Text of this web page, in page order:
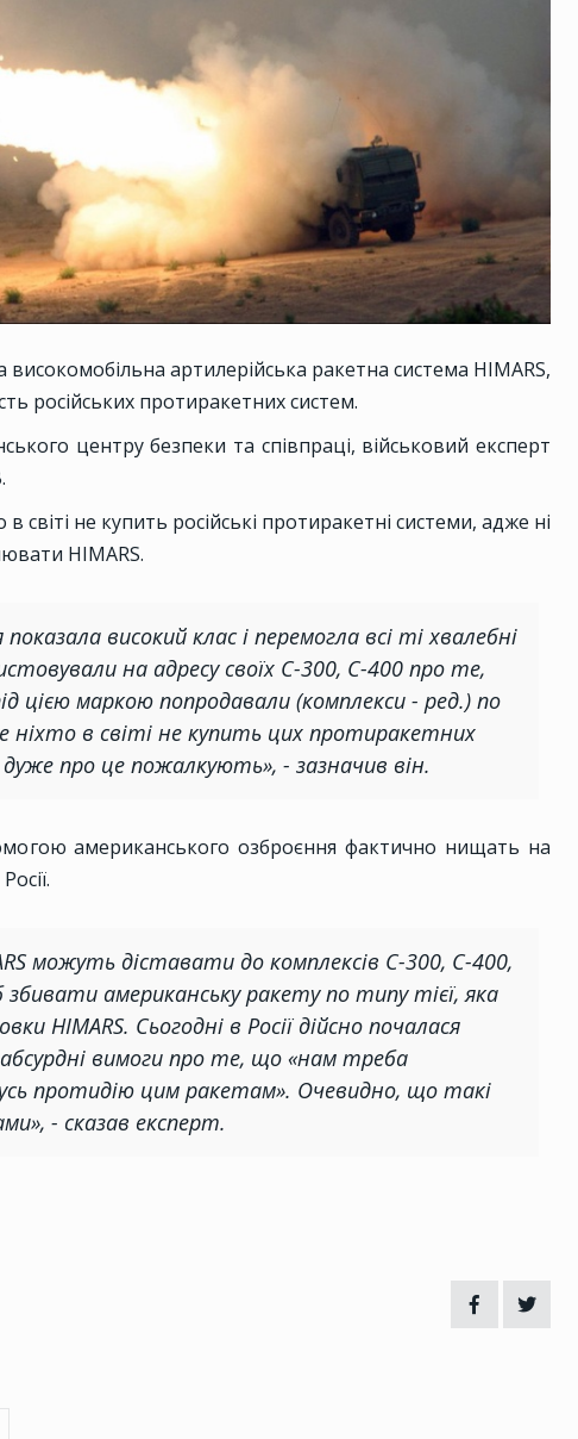
артилерійська ракетна система HIMARS,
російських протиракетних систем.
центру безпеки та співпраці, військовий експерт
світі не купить російські протиракетні системи, адже ні
HIMARS.
високий клас і перемогла всі ті хвалебні
на адресу своїх С-300, С-400 про те,
цією маркою попродавали (комплекси - ред.) по
ніхто в світі не купить цих протиракетних
про це пожалкують», - зазначив він.
американського озброєння фактично нищать на
можуть діставати до комплексів С-300, С-400,
збивати американську ракету по типу тієї, яка
HIMARS. Сьогодні в Росії дійсно почалася
вимоги про те, що «нам треба
протидію цим ракетам». Очевидно, що такі
- сказав експерт.